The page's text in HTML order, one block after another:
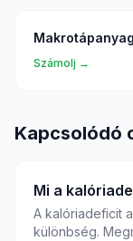
Számolj →
Kapcsolódó
Mi a
A kalóriadeficit
különbség.